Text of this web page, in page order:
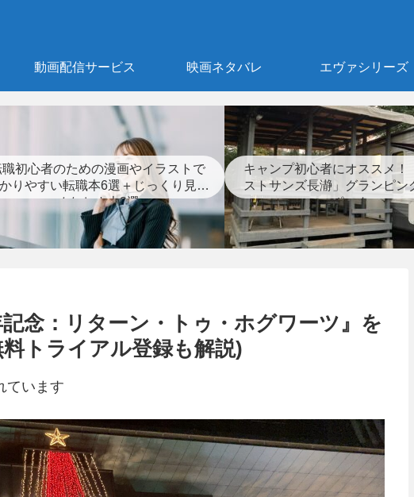
動画配信サービス 映画ネタバレ エヴァシリーズ
職初心者のための漫画やイラストで
りやすい転職本6選＋じっくり見つ
めなおす本3選
キャンプ初心者にオススメ！
ストサンズ長瀞」グランピン
ポート
記念：リターン・トゥ・ホグワーツ』を
トライアル登録も解説)
います